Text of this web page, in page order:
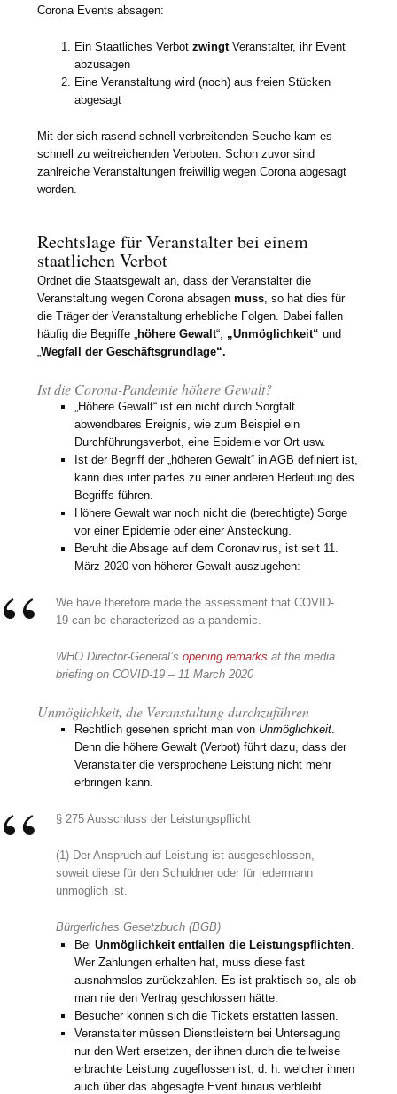
Corona Events absagen:
Ein Staatliches VerbotzwingtVeranstalter, ihr Event
abzusagen
Eine Veranstaltung wird (noch) aus freien Stücken
abgesagt
Mit der sich rasend schnell verbreitenden Seuche kam es
schnell zu weitreichenden Verboten. Schon zuvor sind
zahlreiche Veranstaltungen freiwillig wegen Corona abgesagt
worden.
Rechtslage für Veranstalter bei einem
staatlichen Verbot
Ordnet die Staatsgewalt an, dass der Veranstalter die
Veranstaltung wegen Corona absagenmuss , so hat dies für
die Träger der Veranstaltung erhebliche Folgen. Dabei fallen
häufig die Begriffe „ höhere Gewalt“, „Unmöglichkeit“und
„Wegfall der Geschäftsgrundlage“.
Ist die Corona-Pandemie höhere Gewalt?
„Höhere Gewalt“ ist ein nicht durch Sorgfalt
abwendbares Ereignis, wie zum Beispiel ein
Durchführungsverbot, eine Epidemie vor Ort usw.
Ist der Begriff der „höheren Gewalt“ in AGB definiert ist,
kann dies inter partes zu einer anderen Bedeutung des
Begriffs führen.
Höhere Gewalt war noch nicht die (berechtigte) Sorge
vor einer Epidemie oder einer Ansteckung.
Beruht die Absage auf dem Coronavirus, ist seit 11.
März 2020 von höherer Gewalt auszugehen:
We have therefore made the assessment that COVID-
19 can be characterized as a pandemic.
WHO Director-General’sopening remarksat the media
briefing on COVID-19 – 11 March 2020
Unmöglichkeit, die Veranstaltung durchzuführen
Rechtlich gesehen spricht man von Unmöglichkeit
Denn die höhere Gewalt (Verbot) führt dazu, dass der
Veranstalter die versprochene Leistung nicht mehr
erbringen kann.
§ 275 Ausschluss der Leistungspflicht
(1) Der Anspruch auf Leistung ist ausgeschlossen,
soweit diese für den Schuldner oder für jedermann
unmöglich ist.
Bürgerliches Gesetzbuch (BGB)
BeiUnmöglichkeit entfallen die Leistungspflichten
Wer Zahlungen erhalten hat, muss diese fast
ausnahmslos zurückzahlen. Es ist praktisch so, als ob
man nie den Vertrag geschlossen hätte.
Besucher können sich die Tickets erstatten lassen.
Veranstalter müssen Dienstleistern bei Untersagung
nur den Wert ersetzen, der ihnen durch die teilweise
erbrachte Leistung zugeflossen ist, d. h. welcher ihnen
auch über das abgesagte Event hinaus verbleibt.